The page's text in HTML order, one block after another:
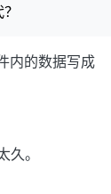
内的数据写成
。